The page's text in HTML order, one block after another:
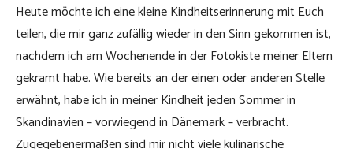
Heute möchte ich eine kleine Kindheitserinnerung mit Euch
teilen, die mir ganz zufällig wieder in den Sinn gekommen ist,
nachdem ich am Wochenende in der Fotokiste meiner Eltern
gekramt habe. Wie bereits an der einen oder anderen Stelle
erwähnt, habe ich in meiner Kindheit jeden Sommer in
Skandinavien – vorwiegend in Dänemark – verbracht.
Zugegebenermaßen sind mir nicht viele kulinarische